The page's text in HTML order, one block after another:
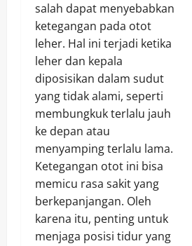
salah dapat menyebabkan
ketegangan pada otot
leher. Hal ini terjadi ketika
leher dan kepala
diposisikan dalam sudut
yang tidak alami, seperti
membungkuk terlalu jauh
ke depan atau
menyamping terlalu lama.
Ketegangan otot ini bisa
memicu rasa sakit yang
berkepanjangan. Oleh
karena itu, penting untuk
menjaga posisi tidur yang